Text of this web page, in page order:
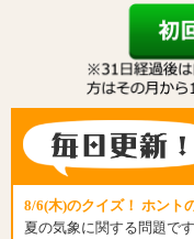
8/6(木)のクイズ！ ホント
夏の気象に関する問題です